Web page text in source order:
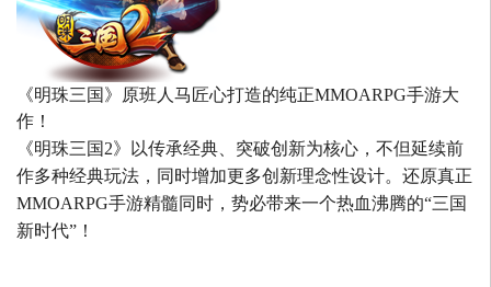
《明珠三国》原班人马匠心打造的纯正MMOARPG手游大
作！
《明珠三国2》以传承经典、突破创新为核心，不但延续前
作多种经典玩法，同时增加更多创新理念性设计。还原真正
MMOARPG手游精髓同时，势必带来一个热血沸腾的“三国
新时代”！